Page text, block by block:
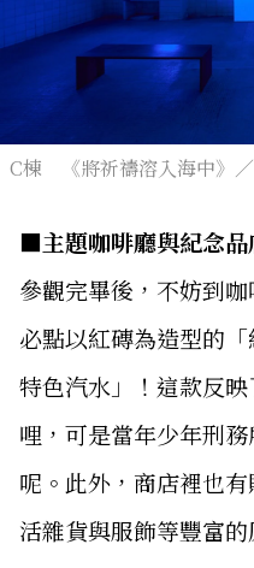
C棟 《將祈禱溶入海中》
■主題咖啡廳與紀念品
參觀完畢後，不妨到
必點以紅磚為造型的
特色汽水」！這款反
哩，可是當年少年刑
呢。此外，商店裡也
活雜貨與服飾等豐富的